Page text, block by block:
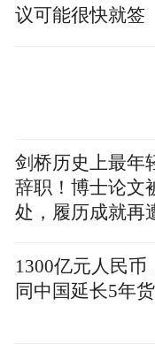
德普图拉形容道。
pictures and
by the user of
platform and
space services.”
议可能很快就签
剑桥历史上最年
辞职！博士论文
处，履历成就再
1300亿元人民币
同中国延长5年